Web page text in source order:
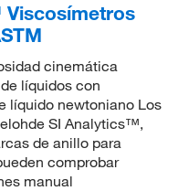
cinemática
líquidos con
líquido newtoniano Los
SI Analytics™,
de anillo para
comprobar
manual